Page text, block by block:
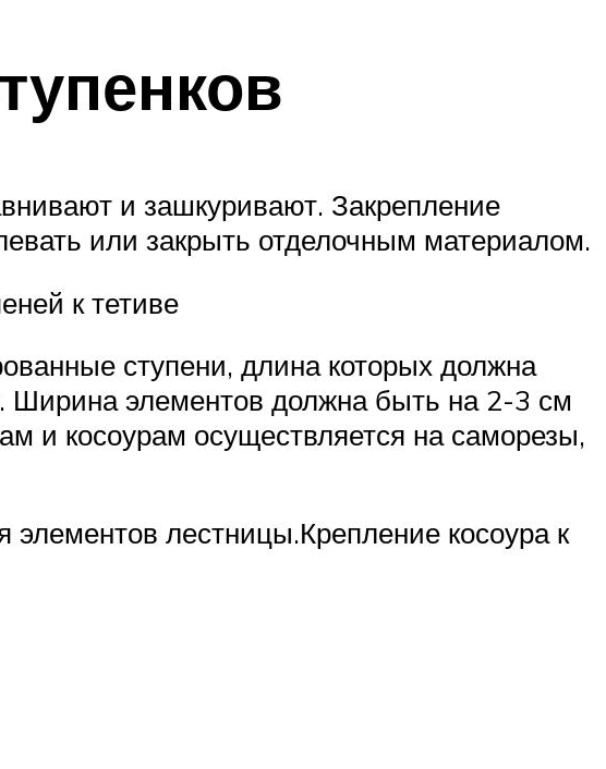
и зашкуривают. Закрепление
или закрыть отделочным материалом.
к тетиве
ступени, длина которых должна
Ширина элементов должна быть на 2-3 см
и косоурам осуществляется на саморезы,
лестницы.Крепление косоура к